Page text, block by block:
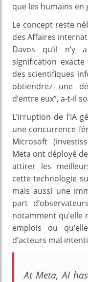
que les humains en
Le concept reste
des Affaires
Davos qu’il n’y
signification exacte
des scientifiques
obtiendrez une
d’entre eux”, a-t-il
L’irruption de l’IA
une concurrence
Microsoft
Meta ont déployé
attirer les
cette technologie
mais aussi une
part
notamment qu’elle
emplois ou
d’acteurs mal
At Meta, AI